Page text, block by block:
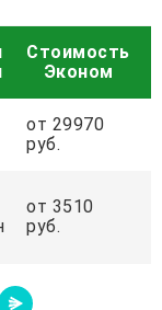
Стоимость
Эконом
от 29970
руб.
от 3510
руб.